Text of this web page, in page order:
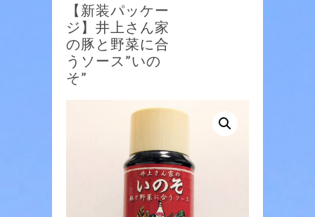
【新装パッケー
ジ】井上さん家
の豚と野菜に合
うソース”いの
そ”